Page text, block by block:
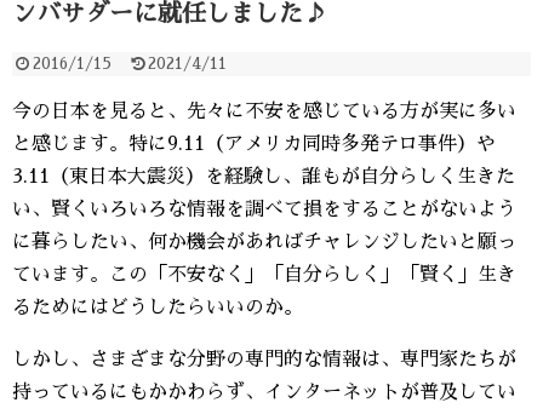
ンバサダーに就任しました♪
2016/1/15 2021/4/11
今の日本を見ると、先々に不安を感じている方が実に多い
と感じます。特に9.11（アメリカ同時多発テロ事件）や
3.11（東日本大震災）を経験し、誰もが自分らしく生きた
い、賢くいろいろな情報を調べて損をすることがないよう
に暮らしたい、何か機会があればチャレンジしたいと願っ
ています。この「不安なく」「自分らしく」「賢く」生き
るためにはどうしたらいいのか。
しかし、さまざまな分野の専門的な情報は、専門家たちが
持っているにもかかわらず、インターネットが普及してい